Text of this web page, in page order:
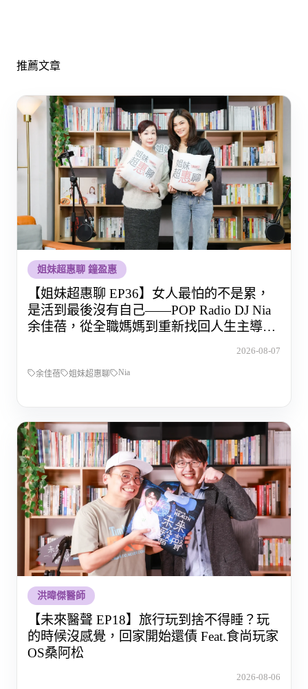
推薦文章
姐妹超惠聊 鐘盈惠
【姐妹超惠聊 EP36】女人最怕的不是累，
是活到最後沒有自己——POP Radio DJ Nia
余佳蓓，從全職媽媽到重新找回人生主導權
2026-08-07
余佳蓓 姐妹超惠聊 Nia
洪暐傑醫師
【未來醫聲 EP18】旅行玩到捨不得睡？玩
的時候沒感覺，回家開始還債 Feat.食尚玩家
OS桑阿松
2026-08-06